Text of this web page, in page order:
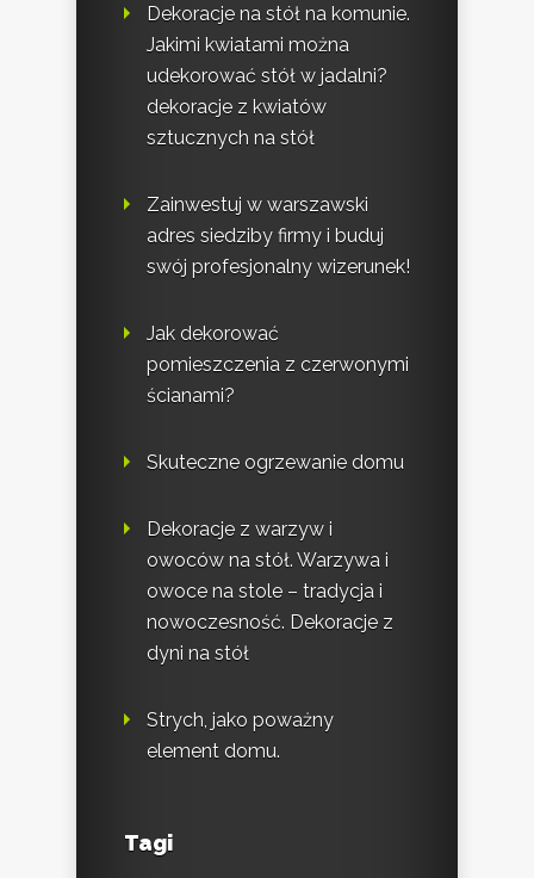
Dekoracje na stół na komunie.
Jakimi kwiatami można
udekorować stół w jadalni?
dekoracje z kwiatów
sztucznych na stół
Zainwestuj w warszawski
adres siedziby firmy i buduj
swój profesjonalny wizerunek!
Jak dekorować
pomieszczenia z czerwonymi
ścianami?
Skuteczne ogrzewanie domu
Dekoracje z warzyw i
owoców na stół. Warzywa i
owoce na stole – tradycja i
nowoczesność. Dekoracje z
dyni na stół
Strych, jako poważny
element domu.
Tagi